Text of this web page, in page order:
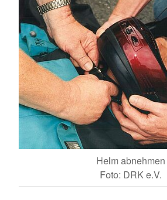
Helm abnehmen
Foto: DRK e.V.